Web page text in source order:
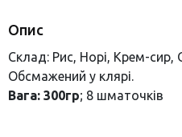
Опис
Склад: Рис, Норі, Крем-сир,
Обсмажений у клярі.
Вага: 300гр; 8 шматочків